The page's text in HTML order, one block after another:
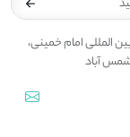
بین المللی امام خمینی،
آباد